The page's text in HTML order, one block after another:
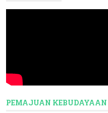
PEMAJUAN KEBUDAYAAN